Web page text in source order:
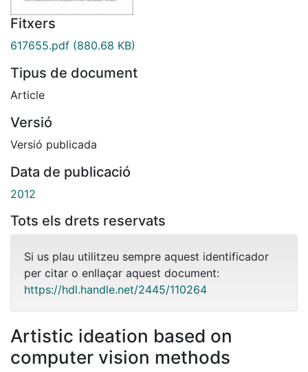
Fitxers
617655.pdf (880.68 KB)
Tipus de document
Article
Versió
Versió publicada
Data de publicació
2012
Tots els drets reservats
Si us plau utilitzeu sempre aquest identificador
per citar o enllaçar aquest document:
https://hdl.handle.net/2445/110264
Artistic ideation based on
computer vision methods